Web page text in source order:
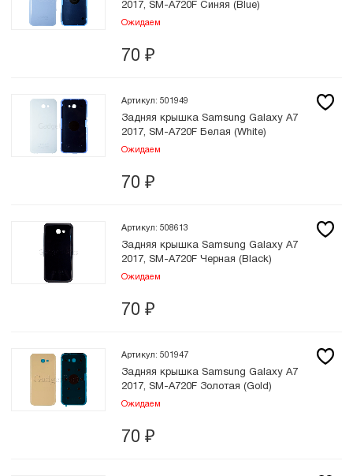
2017, SM-A720F Синяя (Blue)
Ожидаем
70 ₽
Артикул: 501949
Задняя крышка Samsung Galaxy A7
2017, SM-A720F Белая (White)
Ожидаем
70 ₽
Артикул: 508613
Задняя крышка Samsung Galaxy A7
2017, SM-A720F Черная (Black)
Ожидаем
70 ₽
Артикул: 501947
Задняя крышка Samsung Galaxy A7
2017, SM-A720F Золотая (Gold)
Ожидаем
70 ₽